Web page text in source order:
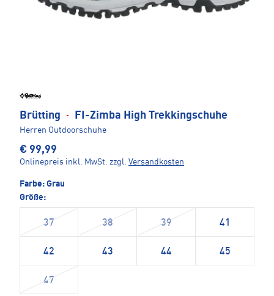
Brütting · FI-Zimba High Trekkingschuhe
Herren Outdoorschuhe
€ 99,99
Onlinepreis inkl. MwSt. zzgl. Versandkosten
Farbe: Grau
Größe:
37 38 39 41
42 43 44 45
47